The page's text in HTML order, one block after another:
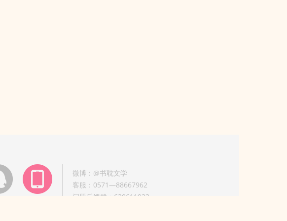
微博：@书耽文学
客服：0571—88667962
问题反馈群：630611933